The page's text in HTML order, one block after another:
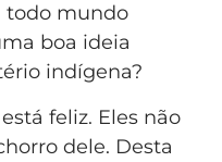
todo mundo
boa ideia
indígena?
feliz. Eles não
dele. Desta